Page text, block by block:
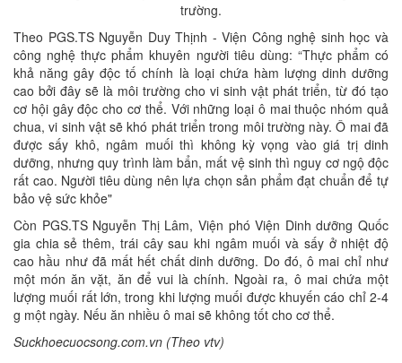
trường.
Theo PGS.TS Nguyễn Duy Thịnh - Viện Công nghệ sinh học và
công nghệ thực phẩm khuyên người tiêu dùng: “Thực phẩm có
khả năng gây độc tố chính là loại chứa hàm lượng dinh dưỡng
cao bởi đây sẽ là môi trường cho vi sinh vật phát triển, từ đó tạo
cơ hội gây độc cho cơ thể. Với những loại ô mai thuộc nhóm quả
chua, vi sinh vật sẽ khó phát triển trong môi trường này. Ô mai đã
được sấy khô, ngâm muối thì không kỳ vọng vào giá trị dinh
dưỡng, nhưng quy trình làm bẩn, mất vệ sinh thì nguy cơ ngộ độc
rất cao. Người tiêu dùng nên lựa chọn sản phẩm đạt chuẩn để tự
bảo vệ sức khỏe"
Còn PGS.TS Nguyễn Thị Lâm, Viện phó Viện Dinh dưỡng Quốc
gia chia sẻ thêm, trái cây sau khi ngâm muối và sấy ở nhiệt độ
cao hầu như đã mất hết chất dinh dưỡng. Do đó, ô mai chỉ như
một món ăn vặt, ăn để vui là chính. Ngoài ra, ô mai chứa một
lượng muối rất lớn, trong khi lượng muối được khuyến cáo chỉ 2-4
g một ngày. Nếu ăn nhiều ô mai sẽ không tốt cho cơ thể.
Suckhoecuocsong.com.vn (Theo vtv)